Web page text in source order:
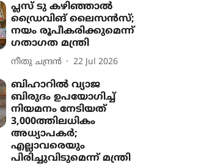
പ്ലസ് ടു കഴിഞ്ഞാൽ
ഡ്രൈവിങ് ലൈസൻസ്;
നയം രൂപീകരിക്കുമെന്ന്
ഗതാഗത മന്ത്രി
നീതു ചന്ദ്രൻ 22 Jul 2026
ബിഹാറിൽ വ്യാജ
ബിരുദം ഉപയോഗിച്ച്
നിയമനം നേടിയത്
3,000ത്തിലധികം
അധ‍്യാപകർ;
എല്ലാവരെയും
പിരിച്ചുവിടുമെന്ന് മന്ത്രി